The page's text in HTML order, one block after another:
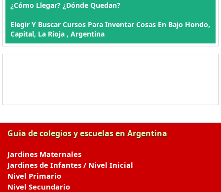
¿Cómo Llegar? ¿Dónde Quedan?
Elegir Y Buscar Cursos Para Inventar Cosas En Bajo Hondo,
Capital, La Rioja , Argentina
Guia de colegios y escuelas en Argentina
Jardines Maternales
Jardines de Infantes / Nivel Inicial
Nivel Primario
Nivel Secundario